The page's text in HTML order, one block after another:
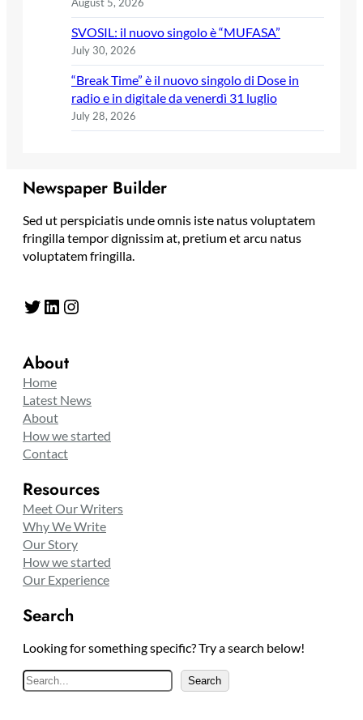
SVOSIL: il nuovo singolo è “MUFASA”
July 30, 2026
“Break Time” è il nuovo singolo di Dose in
radio e in digitale da venerdì 31 luglio
July 28, 2026
Newspaper Builder
Sed ut perspiciatis unde omnis iste natus voluptatem
fringilla tempor dignissim at, pretium et arcu natus
voluptatem fringilla.
Twitter LinkedIn Instagram
About
Home
Latest News
About
How we started
Contact
Resources
Meet Our Writers
Why We Write
Our Story
How we started
Our Experience
Search
Looking for something specific? Try a search below!
S
e
Search